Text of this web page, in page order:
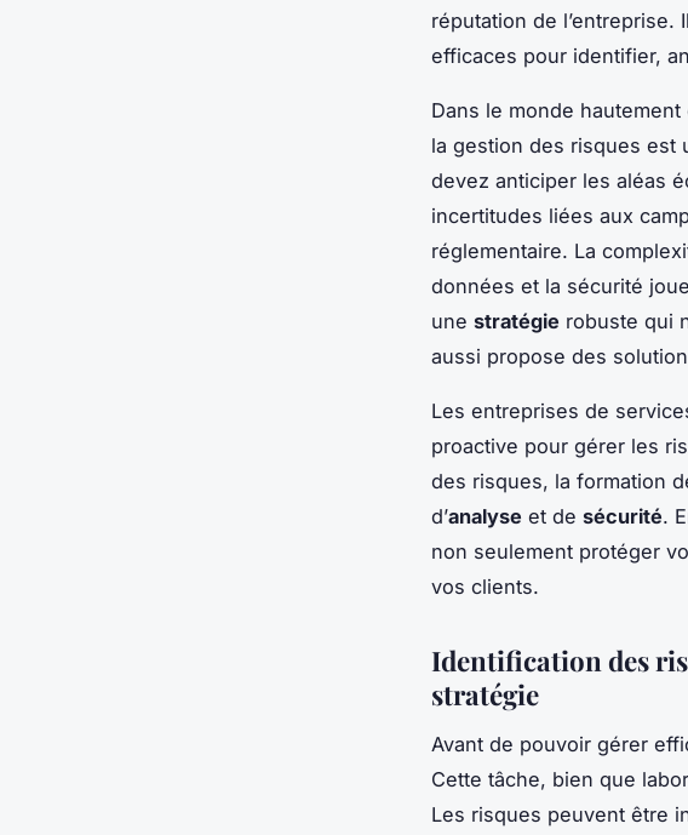
réputation de
efficaces pour identifier,
Dans le monde
la gestion des risques est
devez anticiper les aléas
incertitudes liées aux
réglementaire. La
données et la sécurité
une stratégie robuste qui
aussi propose des
Les entreprises de
proactive pour gérer les
des risques, la formation
d’analyse et de sécurité.
non seulement protéger
vos clients.
Identification des
stratégie
Avant de pouvoir gérer
Cette tâche, bien que
Les risques peuvent être